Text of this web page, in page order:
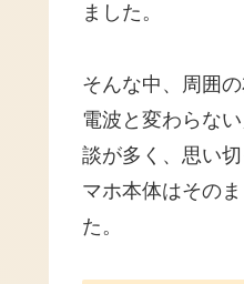
ました。
そんな中、周囲
電波と変わらな
談が多く、思い
マホ本体はその
た。